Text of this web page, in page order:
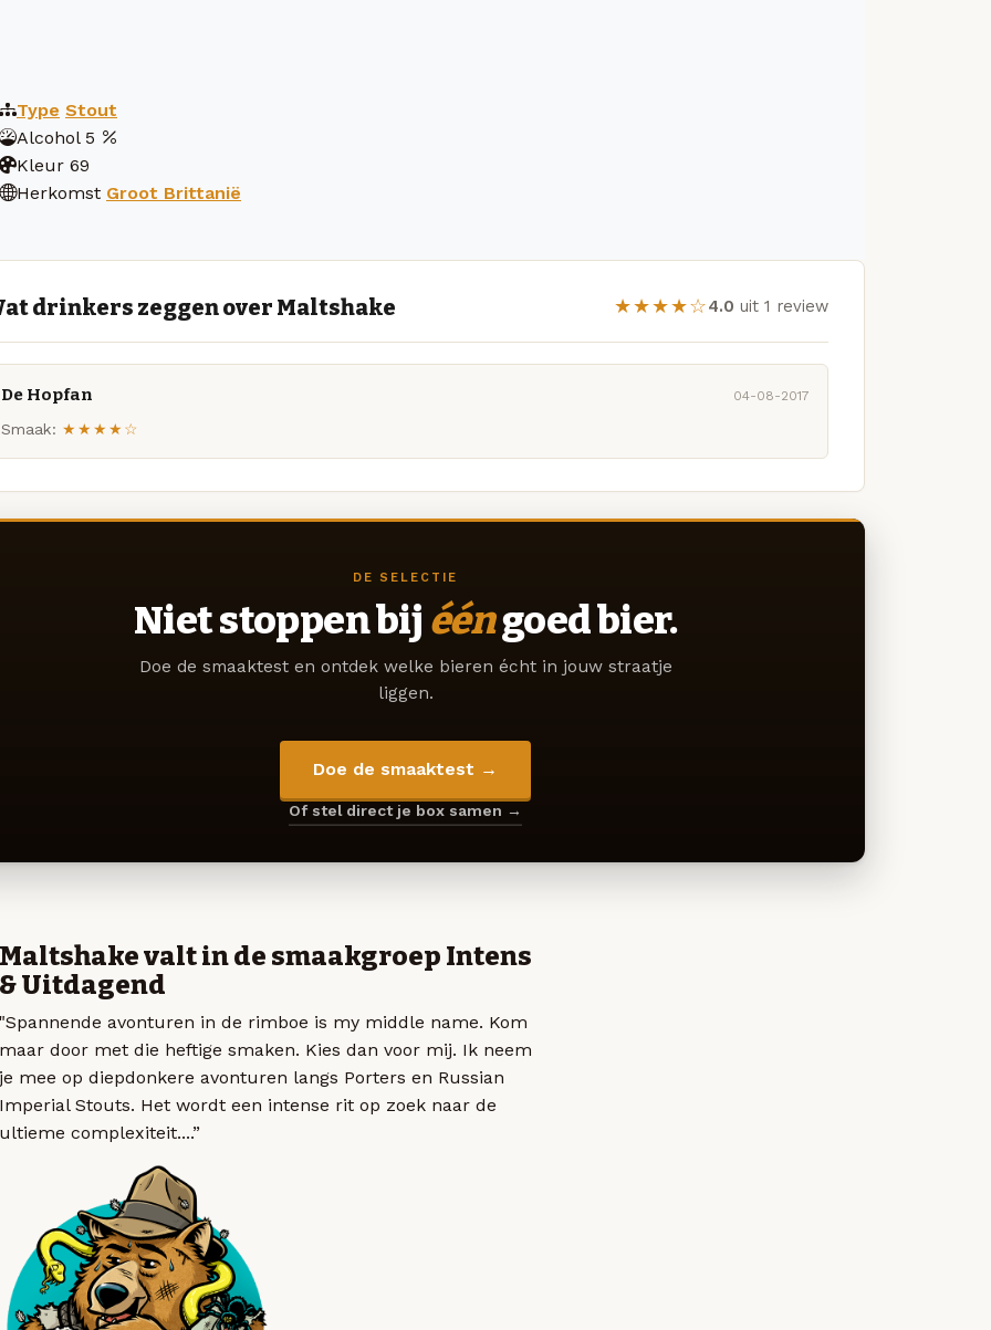
Type Stout
Alcohol 5
Kleur 69
Herkomst Groot Brittanië
drinkers zeggen over Maltshake ★★★★☆4.0 uit 1 review
De Hopfan 04-08-2017
Smaak: ★★★★☆
DE SELECTIE
Niet stoppen bij ééngoed bier.
Doe de smaaktest en ontdek welke bieren écht in jouw straatje
liggen.
Doe de smaaktest →
Of stel direct je box samen →
Maltshake valt in de smaakgroep Intens
& Uitdagend
"Spannende avonturen in de rimboe is my middle name. Kom
maar door met die heftige smaken. Kies dan voor mij. Ik neem
je mee op diepdonkere avonturen langs Porters en Russian
Imperial Stouts. Het wordt een intense rit op zoek naar de
ultieme complexiteit....”